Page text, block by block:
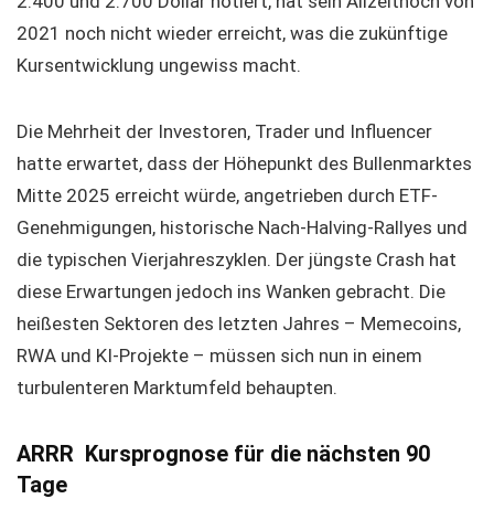
2021 noch nicht wieder erreicht, was die zukünftige
Kursentwicklung ungewiss macht.
Die Mehrheit der Investoren, Trader und Influencer
hatte erwartet, dass der Höhepunkt des Bullenmarktes
Mitte 2025 erreicht würde, angetrieben durch ETF-
Genehmigungen, historische Nach-Halving-Rallyes und
die typischen Vierjahreszyklen. Der jüngste Crash hat
diese Erwartungen jedoch ins Wanken gebracht. Die
heißesten Sektoren des letzten Jahres – Memecoins,
RWA und KI-Projekte – müssen sich nun in einem
turbulenteren Marktumfeld behaupten.
ARRR Kursprognose für die nächsten 90
Tage